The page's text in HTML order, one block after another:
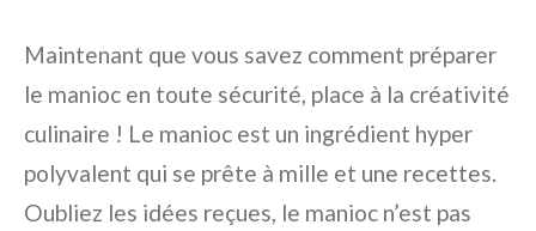
Maintenant que vous savez comment préparer
le manioc en toute sécurité, place à la créativité
culinaire ! Le manioc est un ingrédient hyper
polyvalent qui se prête à mille et une recettes.
Oubliez les idées reçues, le manioc n’est pas